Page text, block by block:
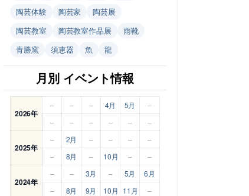
陶芸体験
陶芸家
陶芸展
陶芸教室
陶芸教室作品展
雨靴
青勝窯
須恵器 魚 龍
月別 イベント情報
2026年
– – – 4月 5月
–
–
– – – – –
2025年
– 2月 – – –
–
–
8月 – 10月 – –
2024年
– – 3月 – 5月
6月
–
8月 9月 10月 11月 –